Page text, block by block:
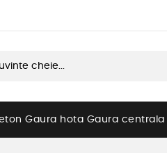
Gaura hota Gaura centrala